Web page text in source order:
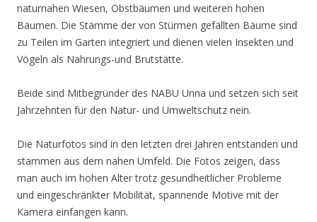
naturnahen Wiesen, Obstbäumen und weiteren hohen
Bäumen. Die Stämme der von Stürmen gefällten Bäume sind
zu Teilen im Garten integriert und dienen vielen Insekten und
Vögeln als Nahrungs-und Brutstätte.
Beide sind Mitbegründer des NABU Unna und setzen sich seit
Jahrzehnten für den Natur- und Umweltschutz nein.
Die Naturfotos sind in den letzten drei Jahren entstanden und
stammen aus dem nahen Umfeld. Die Fotos zeigen, dass
man auch im hohen Alter trotz gesundheitlicher Probleme
und eingeschränkter Mobilität, spannende Motive mit der
Kamera einfangen kann.